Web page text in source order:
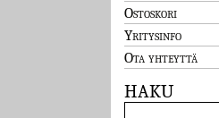
Ostoskori
Yritysinfo
Ota yhteyttä
HAKU